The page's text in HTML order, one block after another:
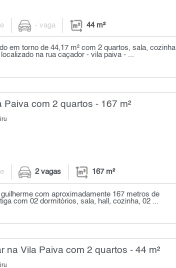
- vaga 44 m²
em torno de 44,17 m² com 2 quartos, sala, cozinha,
na rua caçador - vila paiva - ...
Paiva com 2 quartos - 167 m²
2 vagas 167 m²
com aproximadamente 167 metros de
com 02 dormitórios, sala, hall, cozinha, 02 ...
na Vila Paiva com 2 quartos - 44 m²